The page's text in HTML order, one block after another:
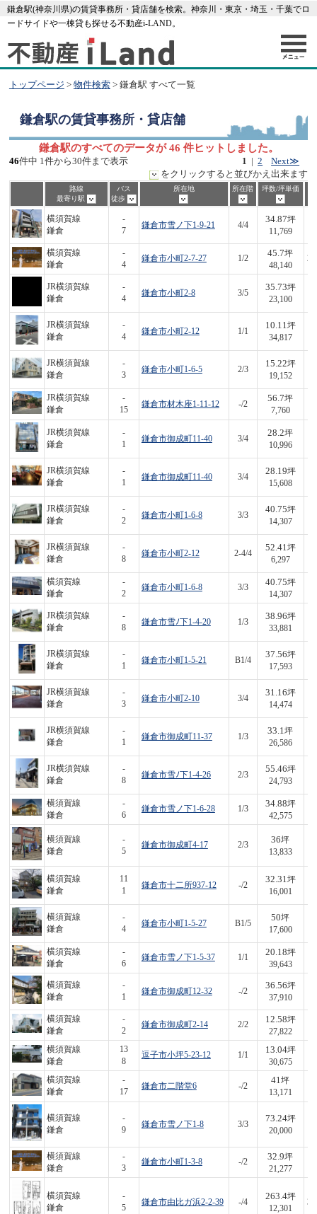
鎌倉駅(神奈川県)の賃貸事務所・貸店舗を検索。神奈川・東京・埼玉・千葉でロ
ードサイドや一棟貸も探せる不動産i-LAND。
トップページ > 物件検索> 鎌倉駅 すべて一覧
鎌倉駅の賃貸事務所・貸店舗
鎌倉駅のすべてのデータが 46 件ヒットしました。
1 |2 Next≫
46件中 1件から30件まで表示
をクリックすると並びかえ出来ます
路線
最寄り駅
バス
徒歩
所在地 所在階 坪数/坪単価
横須賀線
鎌倉
-
7
鎌倉市雪ノ下1-9-21 4/4
34.87坪
11,769
横須賀線
鎌倉
-
4
鎌倉市小町2-7-27 1/2
45.7坪
48,140
JR横須賀線
鎌倉
-
4
鎌倉市小町2-8 3/5
35.73坪
23,100
JR横須賀線
鎌倉
-
4
鎌倉市小町2-12 1/1
10.11 坪
34,817
JR横須賀線
鎌倉
-
3
鎌倉市小町1-6-5 2/3
15.22坪
19,152
JR横須賀線
鎌倉
-
15
鎌倉市材木座1-11-12 -/2
56.7坪
7,760
JR横須賀線
鎌倉
-
1
鎌倉市御成町11-40 3/4
28.2坪
10,996
JR横須賀線
鎌倉
-
1
鎌倉市御成町11-40 3/4
28.19坪
15,608
JR横須賀線
鎌倉
-
2
鎌倉市小町1-6-8 3/3
40.75坪
14,307
JR横須賀線
鎌倉
-
8
鎌倉市小町2-12 2-4/4
52.41 坪
6,297
横須賀線
鎌倉
-
2
鎌倉市小町1-6-8 3/3
40.75坪
14,307
JR横須賀線
鎌倉
-
8
鎌倉市雪ﾉ下1-4-20 1/3
38.96坪
33,881
JR横須賀線
鎌倉
-
1
鎌倉市小町1-5-21 B1/4
37.56坪
17,593
JR横須賀線
鎌倉
-
3
鎌倉市小町2-10 3/4
31.16坪
14,474
JR横須賀線
鎌倉
-
1
鎌倉市御成町11-37 1/3
33.1坪
26,586
JR横須賀線
鎌倉
-
8
鎌倉市雪ﾉ下1-4-26 2/3
55.46坪
24,793
横須賀線
鎌倉
-
6
鎌倉市雪ノ下1-6-28 1/3
34.88坪
42,575
横須賀線
鎌倉
-
5
鎌倉市御成町4-17 2/3
36坪
13,833
横須賀線
鎌倉
11
1
鎌倉市十二所937-12 -/2
32.31 坪
16,001
横須賀線
鎌倉
-
4
鎌倉市小町1-5-27 B1/5
50坪
17,600
横須賀線
鎌倉
-
6
鎌倉市雪ノ下1-5-37 1/1
20.18坪
39,643
横須賀線
鎌倉
-
1
鎌倉市御成町12-32 -/2
36.56坪
37,910
横須賀線
鎌倉
-
2
鎌倉市御成町2-14 2/2
12.58坪
27,822
横須賀線
鎌倉
13
8
逗子市小坪5-23-12 1/1
13.04坪
30,675
横須賀線
鎌倉
-
17
鎌倉市二階堂6 -/2
41坪
13,171
横須賀線
鎌倉
-
9
鎌倉市雪ノ下1-8 3/3
73.24坪
20,000
横須賀線
鎌倉
-
3
鎌倉市小町1-3-8 -/2
32.9坪
21,277
横須賀線
鎌倉
-
5
鎌倉市由比ガ浜2-2-39 -/4
263.4坪
12,301